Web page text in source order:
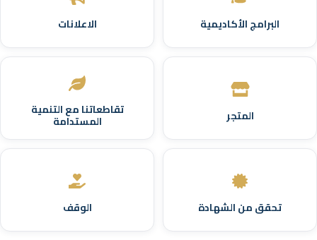
البرامج الأكاديمية الاعلانات
المتجر تقاطعاتنا مع التنمية
المستدامة
تحقق من الشهادة الوقف